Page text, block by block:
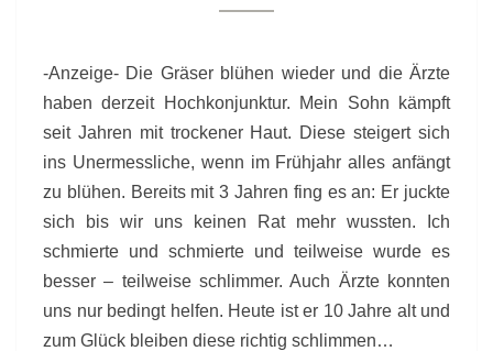
MIXA
-Anzeige- Die Gräser blühen wieder und die Ärzte
haben derzeit Hochkonjunktur. Mein Sohn kämpft
seit Jahren mit trockener Haut. Diese steigert sich
ins Unermessliche, wenn im Frühjahr alles anfängt
zu blühen. Bereits mit 3 Jahren fing es an: Er juckte
sich bis wir uns keinen Rat mehr wussten. Ich
schmierte und schmierte und teilweise wurde es
besser – teilweise schlimmer. Auch Ärzte konnten
uns nur bedingt helfen. Heute ist er 10 Jahre alt und
zum Glück bleiben diese richtig schlimmen…